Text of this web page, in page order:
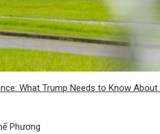
What Trump Needs to Know
Phương